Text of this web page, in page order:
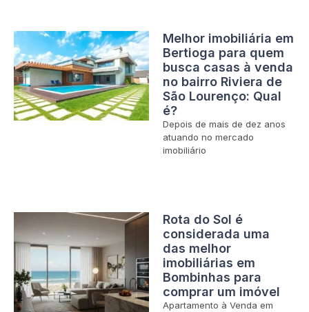
Melhor imobiliária em
Bertioga para quem
busca casas à venda
no bairro Riviera de
São Lourenço: Qual
é?
Depois de mais de dez anos
atuando no mercado
imobiliário
Rota do Sol é
considerada uma
das melhor
imobiliárias em
Bombinhas para
comprar um imóvel
Apartamento à Venda em